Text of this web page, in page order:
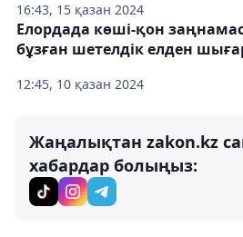
16:43, 15 қазан 2024
12:45, 10 қазан 2024
Елордада көші-қон
бұзған шетелдік елден
Жаңалықтан zakon.kz
хабардар болыңыз: